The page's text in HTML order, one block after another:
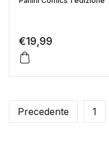
€19,99
Precedente 1